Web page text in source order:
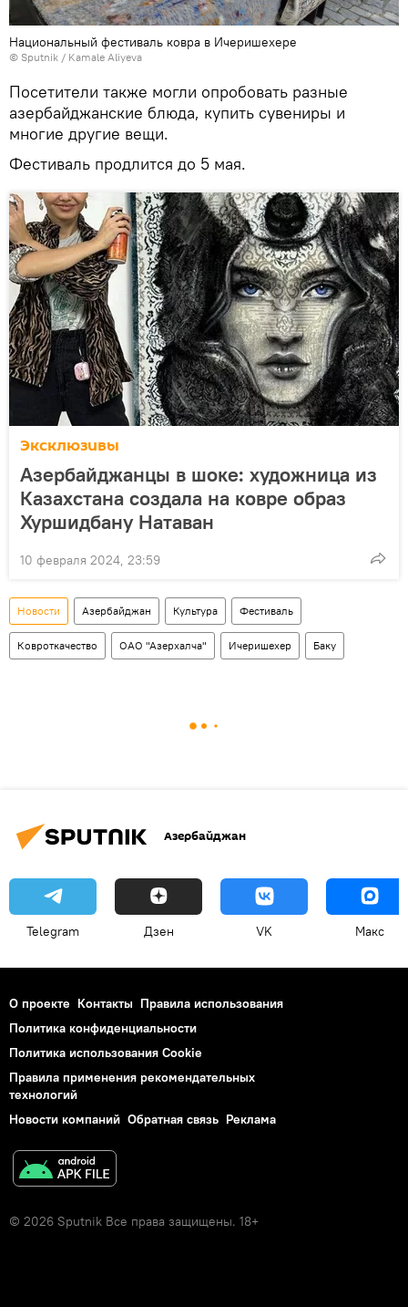
Национальный фестиваль ковра в Ичеришехере
© Sputnik / Kamale Aliyeva
Посетители также могли опробовать разные
азербайджанские блюда, купить сувениры и
многие другие вещи.
Фестиваль продлится до 5 мая.
Эксклюзивы
Азербайджанцы в шоке: художница из
Казахстана создала на ковре образ
Хуршидбану Натаван
10 февраля 2024, 23:59
Новости Азербайджан Культура Фестиваль
Ковроткачество ОАО "Азерхалча" Ичеришехер Баку
Азербайджан
Telegram Дзен VK Макс
О проекте Контакты Правила использования
Политика конфиденциальности
Политика использования Cookie
Правила применения рекомендательных
технологий
Новости компаний Обратная связь Реклама
© 2026 Sputnik Все права защищены. 18+